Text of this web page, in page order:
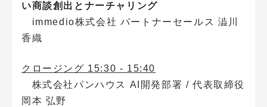
い商談創出とナーチャリング
immedio株式会社 パートナーセールス 澁川
香織
クロージング 15:30 - 15:40
株式会社パンハウス AI開発部署 / 代表取締役
岡本 弘野